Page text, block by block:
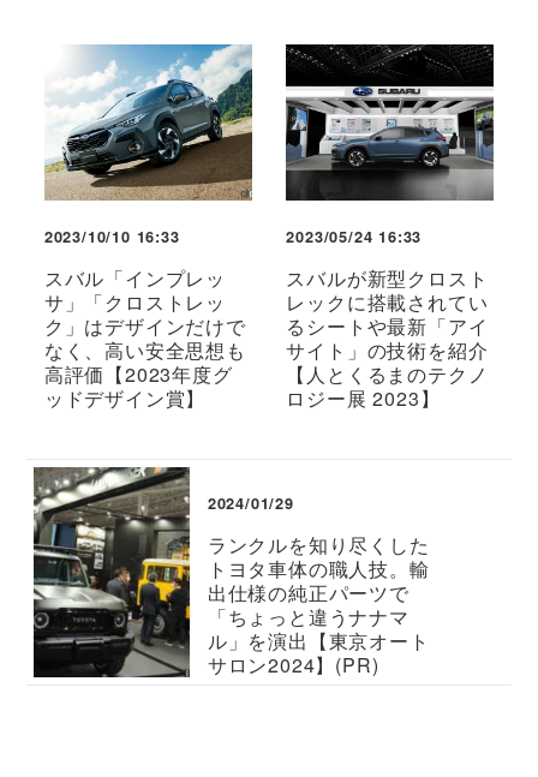
2023/10/10 16:33
スバル「インプレッ
サ」「クロストレッ
ク」はデザインだけで
なく、高い安全思想も
高評価【2023年度グ
ッドデザイン賞】
2023/05/24 16:33
スバルが新型クロスト
レックに搭載されてい
るシートや最新「アイ
サイト」の技術を紹介
【人とくるまのテクノ
ロジー展 2023】
2024/01/29
ランクルを知り尽くした
トヨタ車体の職人技。輸
出仕様の純正パーツで
「ちょっと違うナナマ
ル」を演出【東京オート
サロン2024】(PR)